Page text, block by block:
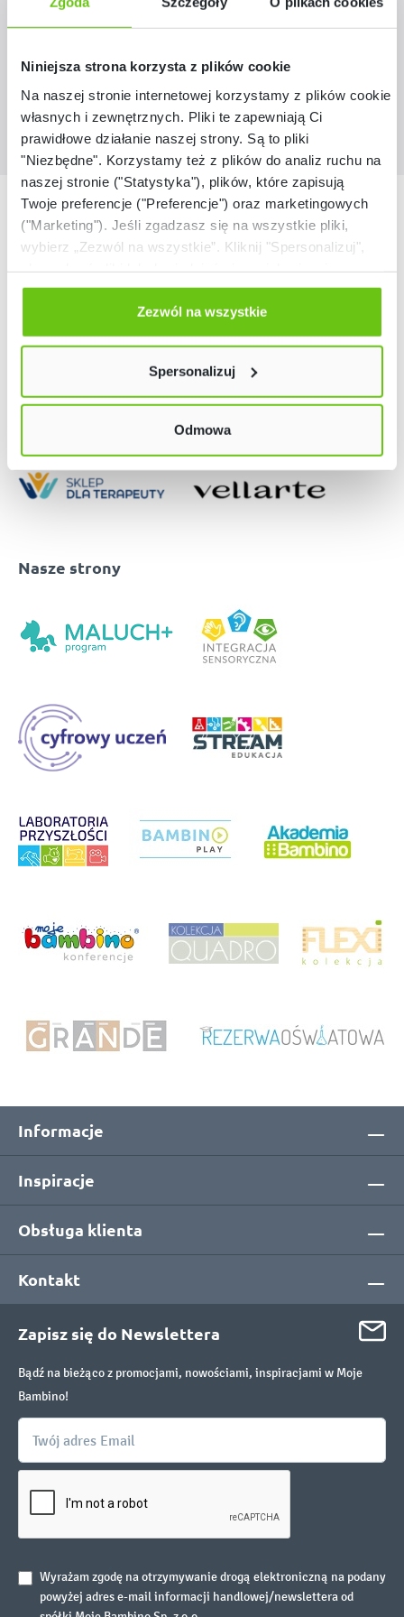
Niniejsza strona korzysta z plików cookie
Na naszej stronie internetowej korzystamy z plików cookie:
własnych i zewnętrznych. Pliki te zapewniają Ci
prawidłowe działanie naszej strony. Są to pliki
"Niezbędne". Korzystamy też z plików do analiz ruchu na
naszej stronie ("Statystyka"), plików, które zapisują
Twoje preferencje ("Preferencje") oraz marketingowych
("Marketing"). Jeśli zgadzasz się na wszystkie pliki,
wybierz „Zezwól na wszystkie”. Kliknij "Spersonalizuj",
Odmów zgody poprzez przycisk „Odmowa”. Wtedy
użyjemy tylko plików niezbędnych dla naszej strony.
Twój wybór możesz zmienić przez kliknięcie przycisku w
Polityce prywatności
Zezwól na wszystkie
Spersonalizuj
Odmowa
Nasze marki
Nasze strony
Informacje
Inspiracje
Obsługa klienta
Kontakt
Zapisz się do Newslettera
Bądź na bieżąco z promocjami, nowościami, inspiracjami w Moje
Bambino!
Wyrażam zgodę na otrzymywanie drogą elektroniczną na podany
powyżej adres e-mail informacji handlowej/newslettera od